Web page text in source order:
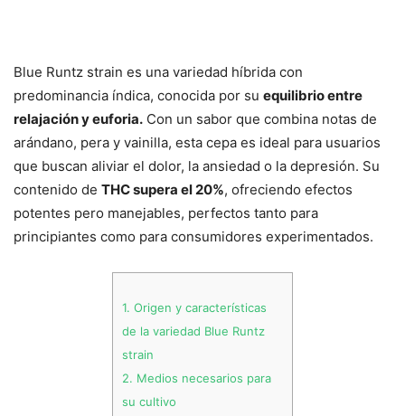
Blue Runtz strain es una variedad híbrida con
predominancia índica, conocida por su equilibrio entre
relajación y euforia. Con un sabor que combina notas de
arándano, pera y vainilla, esta cepa es ideal para usuarios
que buscan aliviar el dolor, la ansiedad o la depresión. Su
contenido de THC supera el 20%, ofreciendo efectos
potentes pero manejables, perfectos tanto para
principiantes como para consumidores experimentados.
1. Origen y características
de la variedad Blue Runtz
strain
2. Medios necesarios para
su cultivo